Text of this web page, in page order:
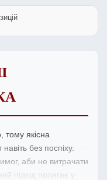
тому якісна
без поспіху.
аби не витрачати
підхід полягає у